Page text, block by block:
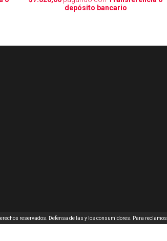
depósito bancario
reservados. Defensa de las y los consumidores. Para reclamos